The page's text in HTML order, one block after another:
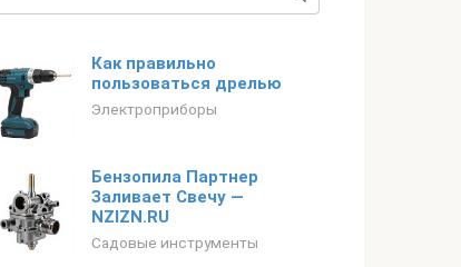
Как правильно
пользоваться дрелью
Электроприборы
Бензопила Партнер
Заливает Свечу —
NZIZN.RU
Садовые инструменты